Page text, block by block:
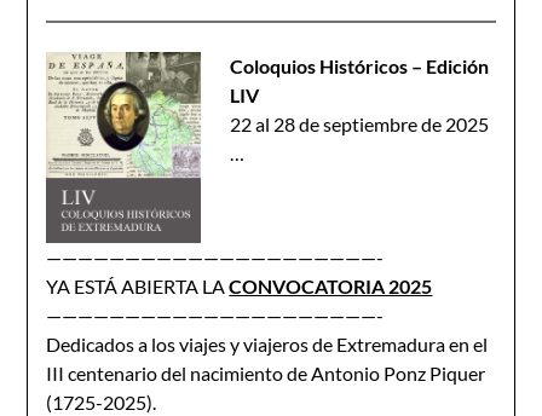
Coloquios Históricos – Edición
LIV
22 al 28 de septiembre de 2025
…
—————————————————————-
YA ESTÁ ABIERTA LACONVOCATORIA 2025
—————————————————————-
Dedicados a los viajes y viajeros de Extremadura en el
III centenario del nacimiento de Antonio Ponz Piquer
(1725-2025).